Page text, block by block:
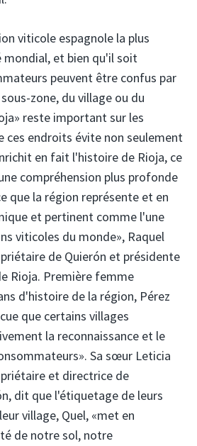
viticole espagnole la plus
mondial, et bien qu'il soit
peuvent être confus par
zone, du village ou du
reste important sur les
ces endroits évite non seulement
en fait l'histoire de Rioja, ce
compréhension plus profonde
que la région représente et en
et pertinent comme l'une
viticoles du monde», Raquel
de Quierón et présidente
Rioja. Première femme
d'histoire de la région, Pérez
que certains villages
la reconnaissance et le
Sa sœur Leticia
et directrice de
dit que l'étiquetage de leurs
village, Quel, «met en
de notre sol, notre